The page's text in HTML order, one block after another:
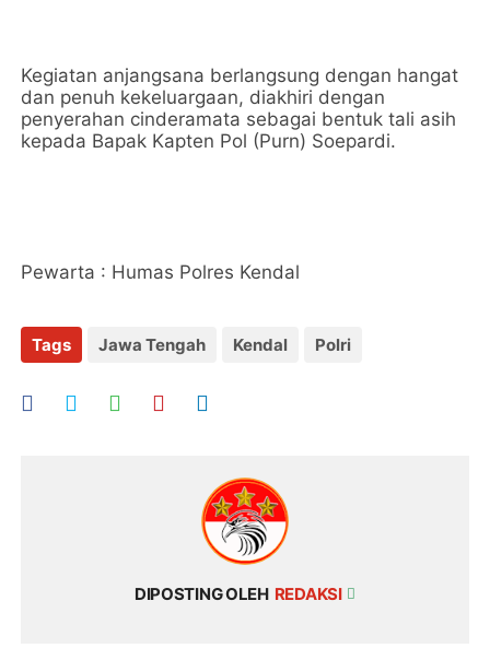
Kegiatan anjangsana berlangsung dengan hangat
dan penuh kekeluargaan, diakhiri dengan
penyerahan cinderamata sebagai bentuk tali asih
kepada Bapak Kapten Pol (Purn) Soepardi.
Pewarta : Humas Polres Kendal
Tags Jawa Tengah Kendal Polri
DIPOSTING OLEH REDAKSI